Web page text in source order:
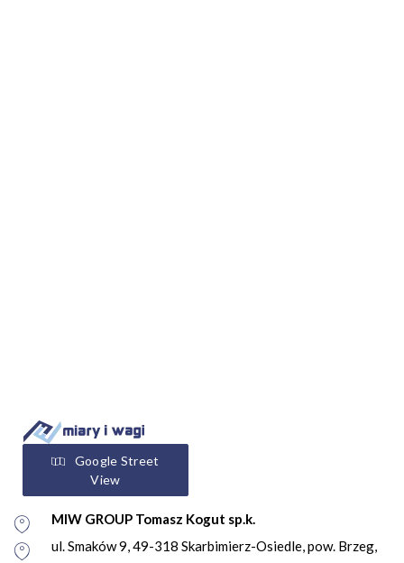
Google Street
View
MIW GROUP Tomasz Kogut sp.k.
ul. Smaków 9, 49-318 Skarbimierz-Osiedle, pow. Brzeg,